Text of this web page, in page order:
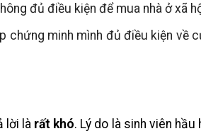
đủ điều kiện để mua nhà ở xã
chứng minh mình đủ điều kiện về
lời là rất khó. Lý do là sinh viên